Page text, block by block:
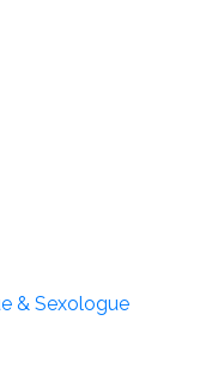
& Sexologue